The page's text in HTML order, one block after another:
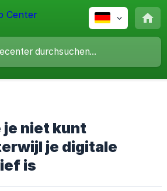
je niet kunt
je digitale
is